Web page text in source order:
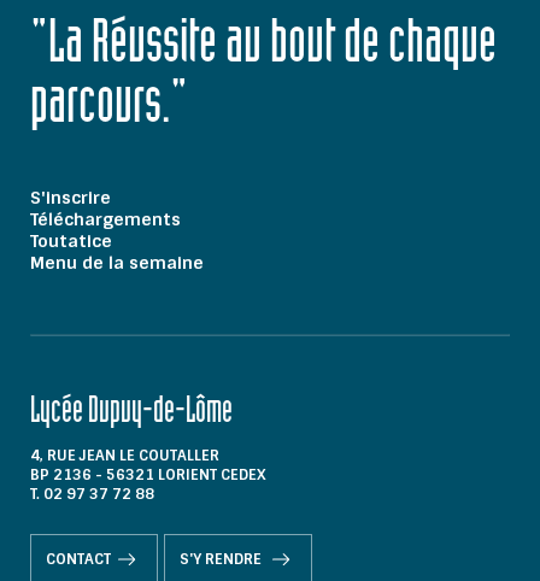
"La Réussite au bout de chaque
parcours."
S'inscrire
Téléchargements
Toutatice
Menu de la semaine
Lycée Dupuy-de-Lôme
4, RUE JEAN LE COUTALLER
BP 2136 - 56321 LORIENT CEDEX
T. 02 97 37 72 88
CONTACT S'Y RENDRE